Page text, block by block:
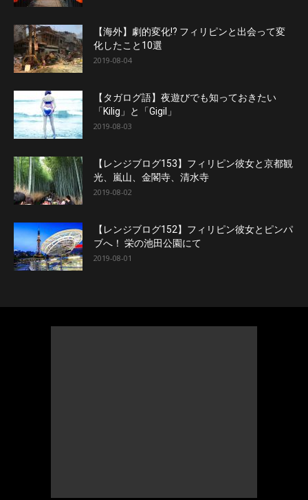
【海外】劇的変化!? フィリピンと出会って変
化したこと10選
2019-08-04
【タガログ語】夜遊びでも知っておきたい
「Kilig」と「Gigil」
2019-08-03
【レンジブログ153】フィリピン彼女と京都観
光、嵐山、金閣寺、清水寺
2019-08-02
【レンジブログ152】フィリピン彼女とピンパ
ブへ！ 栄の池田公園にて
2019-08-01